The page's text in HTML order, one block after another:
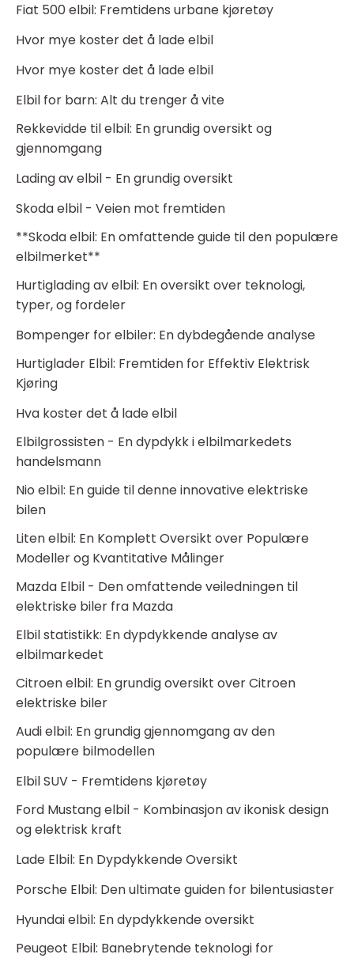
Fiat 500 elbil: Fremtidens urbane kjøretøy
Hvor mye koster det å lade elbil
Hvor mye koster det å lade elbil
Elbil for barn: Alt du trenger å vite
Rekkevidde til elbil: En grundig oversikt og
gjennomgang
Lading av elbil - En grundig oversikt
Skoda elbil - Veien mot fremtiden
**Skoda elbil: En omfattende guide til den populære
elbilmerket**
Hurtiglading av elbil: En oversikt over teknologi,
typer, og fordeler
Bompenger for elbiler: En dybdegående analyse
Hurtiglader Elbil: Fremtiden for Effektiv Elektrisk
Kjøring
Hva koster det å lade elbil
Elbilgrossisten - En dypdykk i elbilmarkedets
handelsmann
Nio elbil: En guide til denne innovative elektriske
bilen
Liten elbil: En Komplett Oversikt over Populære
Modeller og Kvantitative Målinger
Mazda Elbil - Den omfattende veiledningen til
elektriske biler fra Mazda
Elbil statistikk: En dypdykkende analyse av
elbilmarkedet
Citroen elbil: En grundig oversikt over Citroen
elektriske biler
Audi elbil: En grundig gjennomgang av den
populære bilmodellen
Elbil SUV - Fremtidens kjøretøy
Ford Mustang elbil - Kombinasjon av ikonisk design
og elektrisk kraft
Lade Elbil: En Dypdykkende Oversikt
Porsche Elbil: Den ultimate guiden for bilentusiaster
Hyundai elbil: En dypdykkende oversikt
Peugeot Elbil: Banebrytende teknologi for